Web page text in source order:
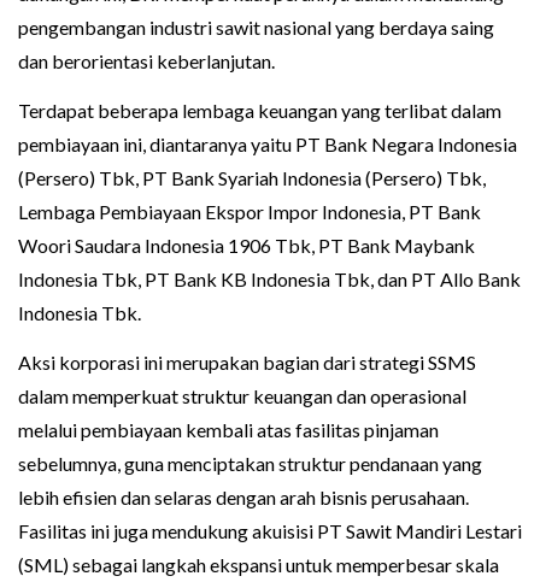
pengembangan industri sawit nasional yang berdaya saing
dan berorientasi keberlanjutan.
Terdapat beberapa lembaga keuangan yang terlibat dalam
pembiayaan ini, diantaranya yaitu PT Bank Negara Indonesia
(Persero) Tbk, PT Bank Syariah Indonesia (Persero) Tbk,
Lembaga Pembiayaan Ekspor Impor Indonesia, PT Bank
Woori Saudara Indonesia 1906 Tbk, PT Bank Maybank
Indonesia Tbk, PT Bank KB Indonesia Tbk, dan PT Allo Bank
Indonesia Tbk.
Aksi korporasi ini merupakan bagian dari strategi SSMS
dalam memperkuat struktur keuangan dan operasional
melalui pembiayaan kembali atas fasilitas pinjaman
sebelumnya, guna menciptakan struktur pendanaan yang
lebih efisien dan selaras dengan arah bisnis perusahaan.
Fasilitas ini juga mendukung akuisisi PT Sawit Mandiri Lestari
(SML) sebagai langkah ekspansi untuk memperbesar skala